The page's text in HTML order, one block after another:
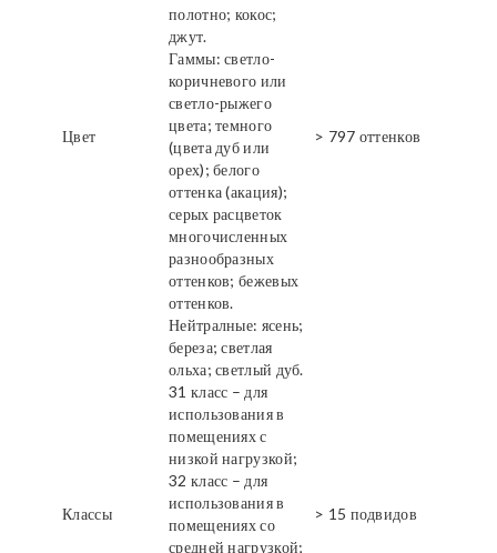
Цвет
полотно; кокос;
джут.
Гаммы: светло-
коричневого или
светло-рыжего
цвета; темного
(цвета дуб или
орех); белого
оттенка (акация);
серых расцветок
многочисленных
разнообразных
оттенков; бежевых
оттенков.
Нейтралные: ясень;
береза; светлая
ольха; светлый дуб.
> 797 оттенков
Классы
31 класс – для
использования в
помещениях с
низкой нагрузкой;
32 класс – для
использования в
помещениях со
средней нагрузкой;
> 15 подвидов